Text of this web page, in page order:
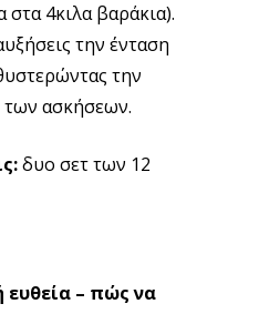
Είτε ακολούθησες το
οκ, είτε έχεις μείνει
αποστολή:
130 με 150 παλμοί